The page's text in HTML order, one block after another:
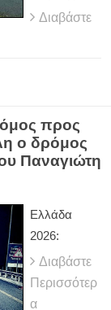
Διαβάστε
προς
ο δρόμος
Παναγιώτη
Ελλάδα
2026:
Διαβάστε
Περισσότερ
α